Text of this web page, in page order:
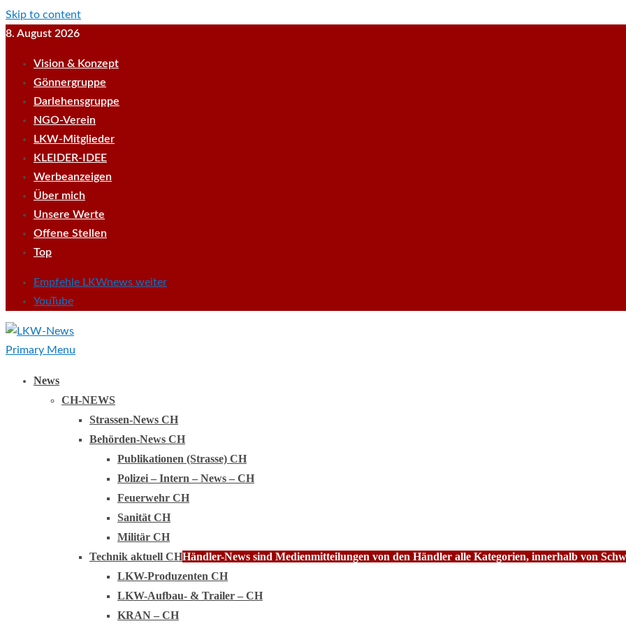
Skip to content
8. August 2026
Vision & Konzept
Gönnergruppe
Darlehensgruppe
NGO-Verein
LKW-Mitglieder
KLEIDER-IDEE
Werbeanzeigen
Über mich
Unsere Werte
Offene Stellen
Top
Empfehle LKWnews weiter
YouTube
Primary Menu
News
CH-NEWS
Strassen-News CH
Behörden-News CH
Publikationen (Strasse) CH
Polizei – Intern – News – CH
Feuerwehr CH
Sanität CH
Militär CH
Technik aktuell CHHändler-News sind Medienmitteilungen von den Händler alle Kategorien, innerhalb von
LKW-Produzenten CH
LKW-Aufbau- & Trailer – CH
KRAN – CH